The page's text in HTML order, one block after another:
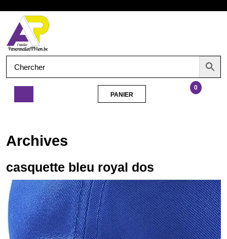
contenu
Ouvrir
le
menu
dos
0
PANIER
Archives
casquette bleu royal dos